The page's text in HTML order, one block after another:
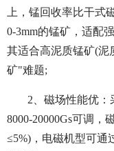
上，锰回收率比干式
0-3mm的锰矿，适配
其适合高泥质锰矿(泥
矿"难题;
2、磁场性能优
8000-20000Gs可调，
≤5%)，电磁机型可通